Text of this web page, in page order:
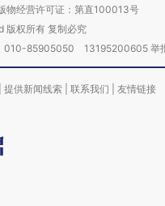
物经营许可证：第直100013号
版权所有 复制必究
010-85905050 13195200605 举
提供新闻线索 联系我们 友情链接